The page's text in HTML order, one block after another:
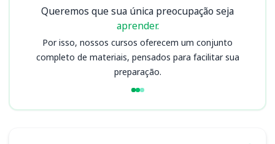
Queremos que sua única preocupação seja
aprender.
Por isso, nossos cursos oferecem um conjunto
completo de materiais, pensados para facilitar sua
preparação.